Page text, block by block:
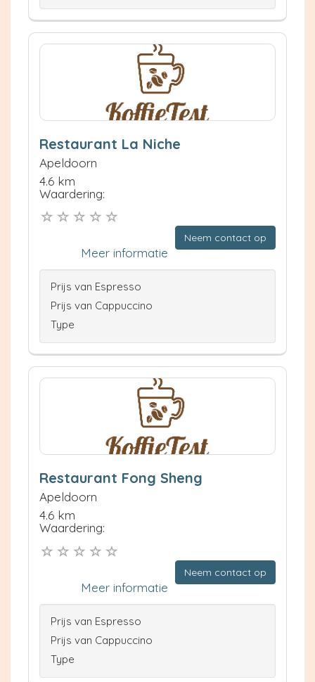
Restaurant La Niche
Apeldoorn
4.6 km
Waardering:
Neem contact op
Meer informatie
Prijs van Espresso
Prijs van Cappuccino
Type
Restaurant Fong Sheng
Apeldoorn
4.6 km
Waardering:
Neem contact op
Meer informatie
Prijs van Espresso
Prijs van Cappuccino
Type